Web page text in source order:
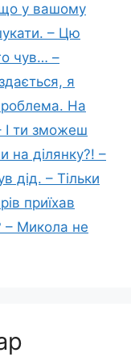
у вашому
– Цю
чув… –
я
На
І ти зможеш
на ділянку?! –
дід. – Тільки
приїхав
– Микола не